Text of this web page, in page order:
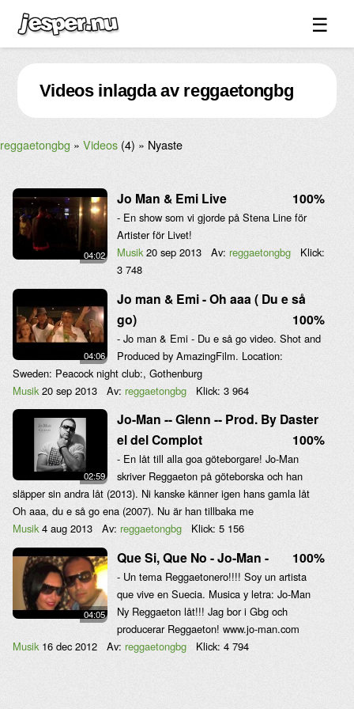
☰
Spel ↓
Bilder ↓
Forum ↓
Länkar
Blandat ↓
Om sidan ↓
Videos inlagda av reggaetongbg
reggaetongbg Videos (4) Nyaste
04:02
Jo Man & Emi Live 100%
- En show som vi gjorde på Stena Line för
Artister för Livet!
Musik 20 sep 2013 Av: reggaetongbg
Klick:
3 748
04:06
Jo man & Emi - Oh aaa ( Du e så
go)
100%
- Jo man & Emi - Du e så go video. Shot and
Produced by AmazingFilm. Location:
Sweden: Peacock night club:, Gothenburg
Musik 20 sep 2013 Av: reggaetongbg Klick: 3 964
02:59
Jo-Man -- Glenn -- Prod. By Daster
el del Complot
100%
- En låt till alla goa göteborgare! Jo-Man
skriver Reggaeton på göteborska och han
släpper sin andra låt (2013). Ni kanske känner igen hans gamla låt
Oh aaa, du e så go ena (2007). Nu är han tillbaka me
Musik 4 aug 2013 Av: reggaetongbg Klick: 5 156
04:05
Que Si, Que No - Jo-Man - 100%
- Un tema Reggaetonero!!!! Soy un artista
que vive en Suecia. Musica y letra: Jo-Man
Ny Reggaeton låt!!! Jag bor i Gbg och
producerar Reggaeton! www.jo-man.com
Musik 16 dec 2012 Av: reggaetongbg Klick: 4 794